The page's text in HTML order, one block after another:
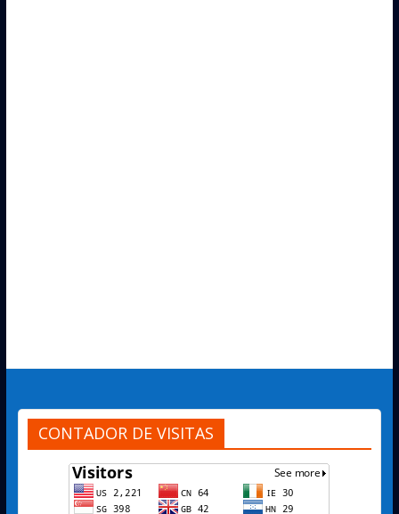
CONTADOR DE VISITAS